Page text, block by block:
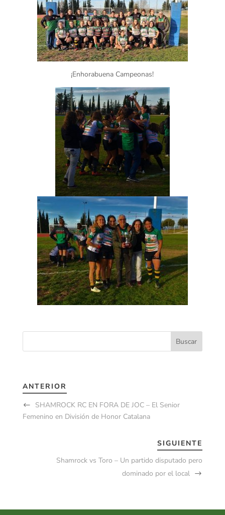
¡Enhorabuena Campeonas!
ANTERIOR
SHAMROCK RC EN FORA DE JOC – El Senior
Femenino en División de Honor Catalana
SIGUIENTE
Shamrock vs Toro – Un partido disputado pero
dominado por el local